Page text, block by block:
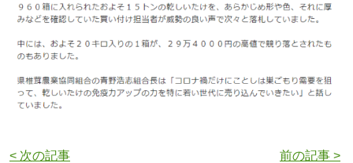
< 次の記事 前の記事 >